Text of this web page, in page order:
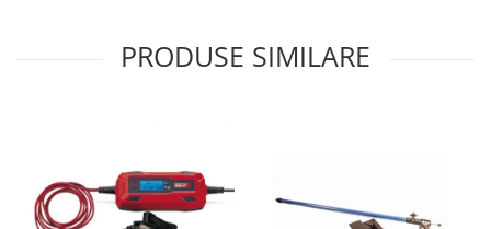
Sisteme de irigat si stropit
ATV-uri
Biciclete
PRODUSE SIMILARE